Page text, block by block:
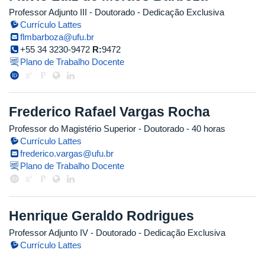
Professor Adjunto III - Doutorado - Dedicação Exclusiva
Currículo Lattes
flmbarboza@ufu.br
+55 34 3230-9472 R:9472
Plano de Trabalho Docente
Frederico Rafael Vargas Rocha
Professor do Magistério Superior - Doutorado - 40 horas
Currículo Lattes
frederico.vargas@ufu.br
Plano de Trabalho Docente
Henrique Geraldo Rodrigues
Professor Adjunto IV - Doutorado - Dedicação Exclusiva
Currículo Lattes